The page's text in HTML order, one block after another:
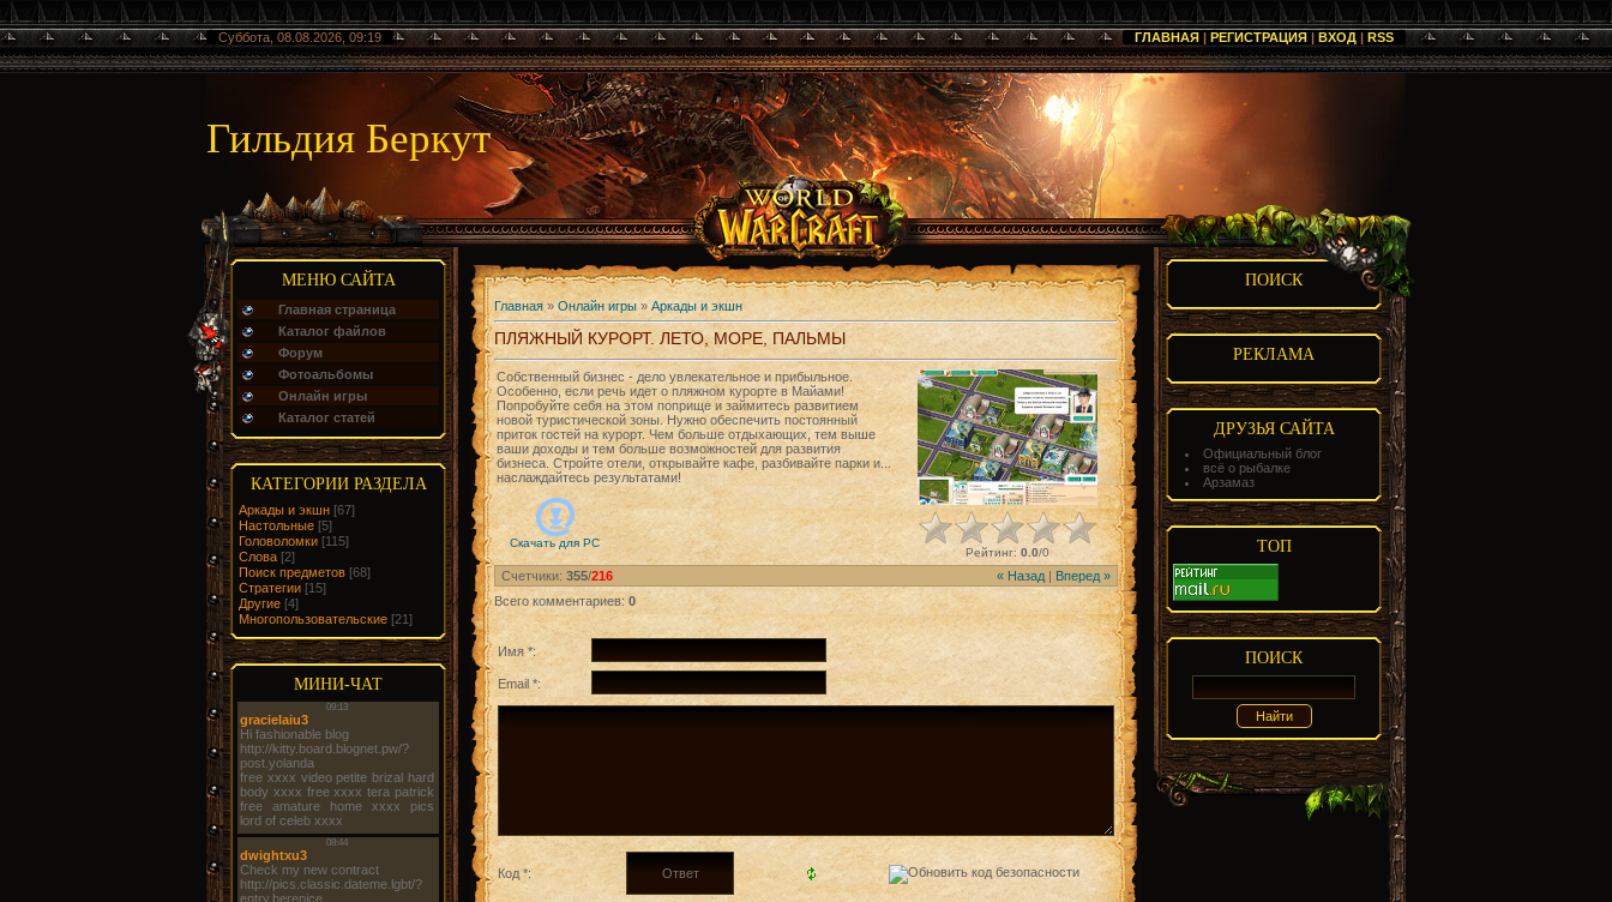
Суббота, 08.08.2026, 09:19 ГЛАВНАЯ | РЕГИСТРАЦИЯ | ВХОД | RSS
Гильдия Беркут
МЕНЮ САЙТА
Главная страница
Каталог файлов
Форум
Фотоальбомы
Онлайн игры
Каталог статей
КАТЕГОРИИ РАЗДЕЛА
Аркады и экшн [67]
Настольные [5]
Головоломки [115]
Слова [2]
Поиск предметов [68]
Стратегии [15]
Другие [4]
Многопользовательские [21]
МИНИ-ЧАТ
Главная»Онлайн игры »Аркады и экшн
ПЛЯЖНЫЙ КУРОРТ. ЛЕТО, МОРЕ, ПАЛЬМЫ
Собственный бизнес - дело увлекательное и прибыльное.
Особенно, если речь идет о пляжном курорте в Майами!
Попробуйте себя на этом поприще и займитесь развитием
новой туристической зоны. Нужно обеспечить постоянный
приток гостей на курорт. Чем больше отдыхающих, тем выше
ваши доходы и тем больше возможностей для развития
бизнеса. Стройте отели, открывайте кафе, разбивайте парки и...
наслаждайтесь результатами!
Скачать для PC
Рейтинг: 0.0/0
« Назад | Вперед »
Счетчики: 355/216
Всего комментариев: 0
Имя *:
Email *:
Код *:
ПОИСК
РЕКЛАМА
ДРУЗЬЯ САЙТА
Официальный блог
всё о рыбалке
Арзамаз
ТОП
ПОИСК